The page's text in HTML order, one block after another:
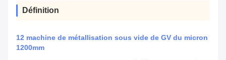
Définition
12 machine de métallisation sous vide de GV du micron
1200mm